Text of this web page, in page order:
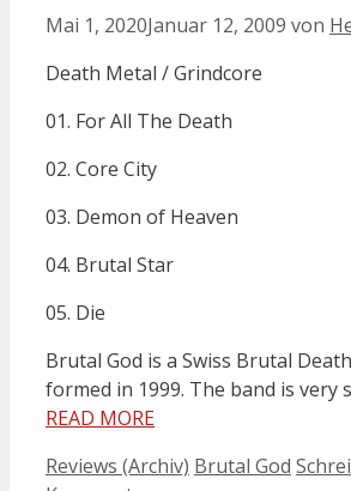
Mai 1, 2020Januar 12, 2009 von
Death Metal / Grindcore
01. For All The Death
02. Core City
03. Demon of Heaven
04. Brutal Star
05. Die
Brutal God is a Swiss Brutal
formed in 1999. The band is very
READ MORE
Kategorien
Reviews (Archiv) Schlagwörter
Brutal God